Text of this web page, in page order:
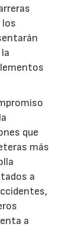
los
que
más
a
a